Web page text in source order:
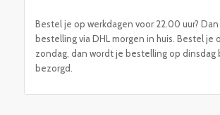
Bestel je op werkdagen voor 22.00 uur?
bestelling via DHL morgen in huis. Bestel je
zondag, dan wordt je bestelling op dinsdag
bezorgd.